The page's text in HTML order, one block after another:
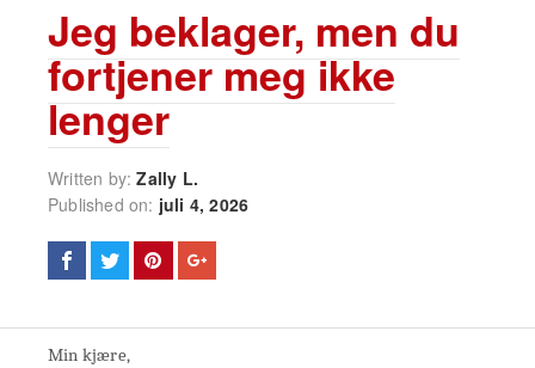
Jeg beklager, men du
fortjener meg ikke
lenger
Written by:Zally L.
Published on: juli 4, 2026
Min kjære,